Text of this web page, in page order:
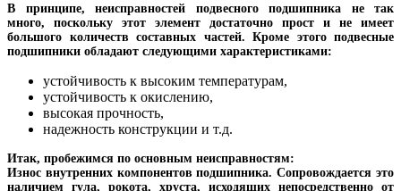
В принципе, неисправностей подвесного подшипника не так
много, поскольку этот элемент достаточно прост и не имеет
большого количеств составных частей. Кроме этого подвесные
подшипники обладают следующими характеристиками:
устойчивость к высоким температурам,
устойчивость к окислению,
высокая прочность,
надежность конструкции и т.д.
Итак, пробежимся по основным неисправностям:
Износ внутренних компонентов подшипника. Сопровождается это
наличием гула, рокота, хруста, исходящих непосредственно от